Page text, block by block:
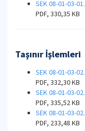
SEK 08-01-03-
PDF, 330,35 KB
Taşınır İşlemleri
SEK 08-01-03-
PDF, 332,30 KB
SEK 08-01-03-
PDF, 335,52 KB
SEK 08-01-03-
PDF, 233,48 KB